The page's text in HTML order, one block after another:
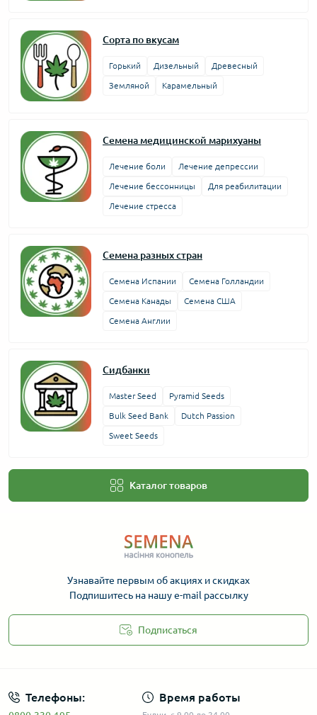
Сорта по вкусам
Горький Дизельный Древесный
Земляной Карамельный
Семена медицинской марихуаны
Лечение боли Лечение депрессии
Лечение бессонницы Для реабилитации
Лечение стресса
Семена разных стран
Семена Испании Семена Голландии
Семена Канады Семена США
Семена Англии
Сидбанки
Master Seed Pyramid Seeds
Bulk Seed Bank Dutch Passion
Sweet Seeds
Каталог товаров
Узнавайте первым об акциях и скидках
Подпишитесь на нашу e-mail рассылку
Подписаться
Телефоны: Время работы